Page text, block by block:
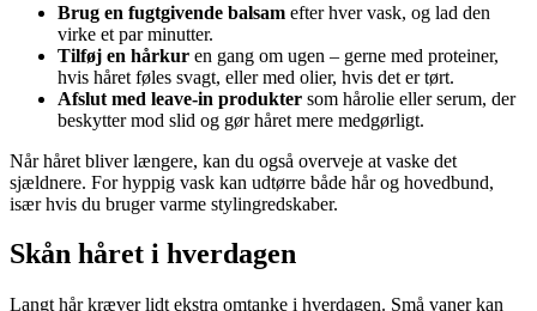
Brug en fugtgivende balsam efter hver vask, og lad den
virke et par minutter.
Tilføj en hårkur en gang om ugen – gerne med proteiner,
hvis håret føles svagt, eller med olier, hvis det er tørt.
Afslut med leave-in produkter som hårolie eller serum, der
beskytter mod slid og gør håret mere medgørligt.
Når håret bliver længere, kan du også overveje at vaske det
sjældnere. For hyppig vask kan udtørre både hår og hovedbund,
især hvis du bruger varme stylingredskaber.
Skån håret i hverdagen
Langt hår kræver lidt ekstra omtanke i hverdagen. Små vaner kan